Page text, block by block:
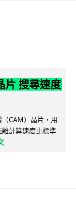
片 搜尋速度
CAM）晶片，用
計算速度比標準